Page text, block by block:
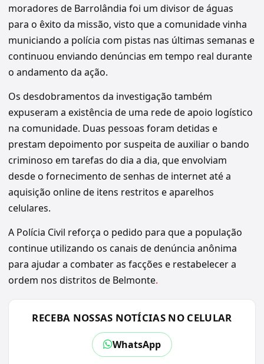
moradores de Barrolândia foi um divisor de águas
para o êxito da missão, visto que a comunidade vinha
municiando a polícia com pistas nas últimas semanas e
continuou enviando denúncias em tempo real durante
o andamento da ação.
Os desdobramentos da investigação também
expuseram a existência de uma rede de apoio logístico
na comunidade. Duas pessoas foram detidas e
prestam depoimento por suspeita de auxiliar o bando
criminoso em tarefas do dia a dia, que envolviam
desde o fornecimento de senhas de internet até a
aquisição online de itens restritos e aparelhos
celulares.
A Polícia Civil reforça o pedido para que a população
continue utilizando os canais de denúncia anônima
para ajudar a combater as facções e restabelecer a
ordem nos distritos de Belmonte.
RECEBA NOSSAS NOTÍCIAS NO CELULAR
WhatsApp